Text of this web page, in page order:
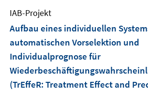
IAB-Projekt
Aufbau eines individuellen
automatischen Vorselektion und
Individualprognose für
(TrEffeR: Treatment Effect and